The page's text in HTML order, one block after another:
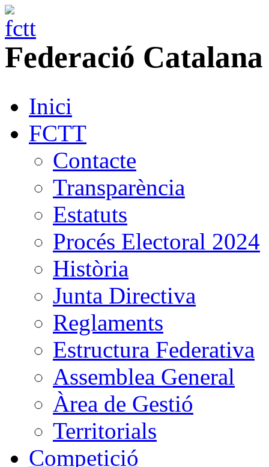
Federació Catalana
Inici
FCTT
Contacte
Transparència
Estatuts
Procés Electoral 2024
Història
Junta Directiva
Reglaments
Estructura Federativa
Assemblea General
Àrea de Gestió
Territorials
Competició